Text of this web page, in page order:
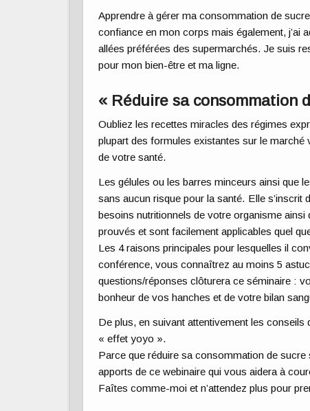
Apprendre à gérer ma consommation de
confiance en mon corps mais également, j’ai
allées préférées des supermarchés. Je suis
pour mon bien-être et ma ligne.
« Réduire sa consommation
Oubliez les recettes miracles des régimes
plupart des formules existantes sur le
de votre santé.
Les gélules ou les barres minceurs ainsi que
sans aucun risque pour la santé. Elle
besoins nutritionnels de votre organisme
prouvés et sont facilement applicables quel
Les 4 raisons principales pour lesquelles il
conférence, vous connaîtrez au moins 5
questions/réponses clôturera ce séminaire :
bonheur de vos hanches et de votre bilan
De plus, en suivant attentivement les
« effet yoyo ».
Parce que réduire sa consommation de
apports de ce webinaire qui vous aidera à
Faîtes comme-moi et n’attendez plus pour